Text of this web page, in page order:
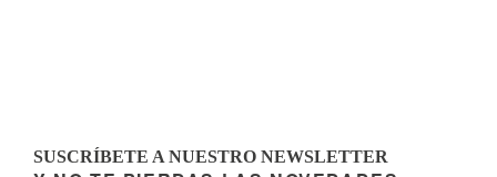
SUSCRÍBETE A NUESTRO NEWSLETTER